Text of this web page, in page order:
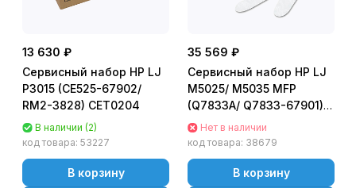
13 630 ₽
Сервисный набор HP LJ
P3015 (CE525-67902/
RM2-3828) CET0204
В наличии (2)
код товара: 53227
В корзину
35 569 ₽
Cервисный набор HP LJ
M5025/ M5035 MFP
(Q7833A/ Q7833-67901)
Maintenance kit (в
составе есть печь)
Нет в наличии
код товара: 38679
В корзину